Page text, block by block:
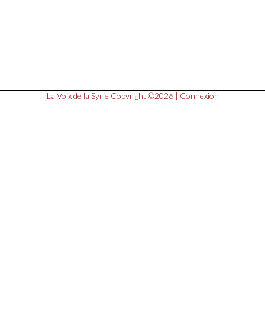
La Voix de la Syrie Copyright ©2026 | Connexion